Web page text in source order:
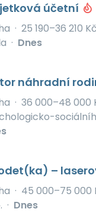
účetní
· 25 190–36 210 Kč
· Dnes
náhradní
· 36 000–48 000
–
· 45 000–75 000
· Dnes